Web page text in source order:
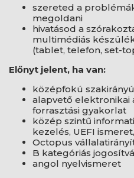
szereted a
megoldani
hivatásod a
multimédiás
(tablet, telefon, set-
Előnyt jelent, ha van:
középfokú
alapvető elektronikai
forrasztási gyakorlat
közép szintű
kezelés, UEFI
Octopus
B kategóriás
angol nyelvismeret